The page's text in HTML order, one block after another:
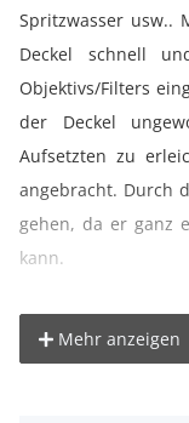
Spritzwasser usw..
Deckel schnell
Objektivs/Filters
der Deckel
Aufsetzten zu
angebracht. Durch
gehen, da er ganz
kann.
Beschädigungen
Mehr anzeigen